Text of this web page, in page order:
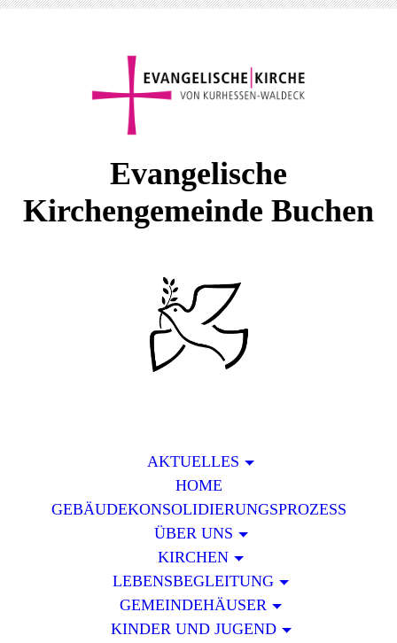
Evangelische
Kirchengemeinde Buchen
AKTUELLES
HOME
GEBÄUDEKONSOLIDIERUNGSPROZESS
ÜBER UNS
KIRCHEN
LEBENSBEGLEITUNG
GEMEINDEHÄUSER
KINDER UND JUGEND